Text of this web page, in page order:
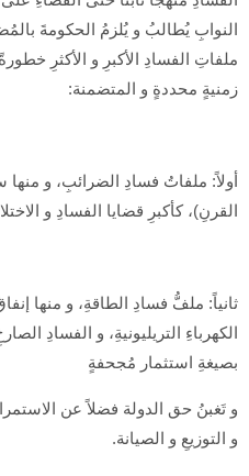
النوابِ يُطالبُ و يُلزمُ الحكومةَ
ملفاتِ الفسادِ الأكبرِ و الأكثرِ
زمنيةٍ محددةٍ و المتضمنة:
أولاً: ملفاتُ فسادِ الضرائبِ، و منها
القرنِ)، كأكبرِ قضايا الفسادِ و
ثانياً: ملفُّ فسادِ الطاقةِ، و منها
الكهرباءِ التريليونيةِ، و الفسادِ
بصيغةِ استثمار مُجحفةٍ
و تَغبنُ حق الدولة فضلاً عن
و التوزيعِ و الصيانة.